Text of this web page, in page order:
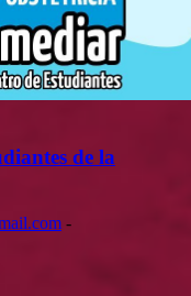
de la
-